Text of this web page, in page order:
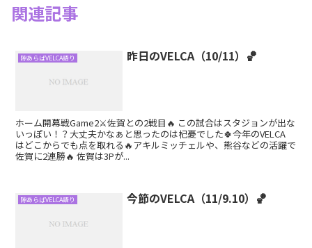
関連記事
隙あらばVELCA語り 昨日のVELCA（10/11）🏀
ホーム開幕戦Game2⚔️佐賀との2戦目🔥 この試合はスタジョンが出な
いっぽい！？大丈夫かなぁと思ったのは杞憂でした🍀今年のVELCA
はどこからでも点を取れる🔥アキルミッチェルや、熊谷などの活躍で
佐賀に2連勝🔥 佐賀は3Pが...
隙あらばVELCA語り 今節のVELCA（11/9.10）🏀